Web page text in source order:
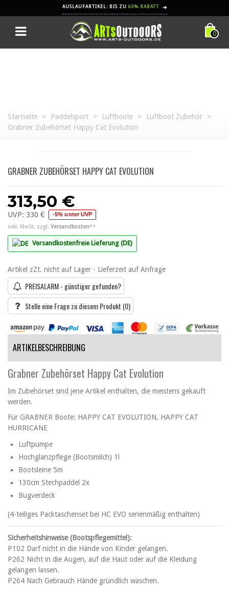
AUSLAUFARTIKEL: BIS ZU 60% RABATT ➔
0
Startseite > Paddelsport > Luftboote > Luftboot Zubehör
>
Grabner Zubehörset Happy Cat Evolution
GRABNER ZUBEHÖRSET HAPPY CAT EVOLUTION
313,50 €
UVP: 330 € -5% unter UVP
inkl. MwSt. zzgl. Versandkosten**
Versandkostenfreie Lieferung (DE)
Artikel zZt. nicht auf Lager - Lieferzeit auf Anfrage
PREISALARM - günstiger gefunden?
Stelle eine Frage zu diesem Produkt (0)
ARTIKELBESCHREIBUNG
Grabner Zubehörset Happy Cat Evolution
Im Zubehörset sind jene Artikel enthalten, die meistens gekauft
werden.
Für GRABNER Boote: HAPPY CAT EVOLUTION, HAPPY CAT
HURRICANE
Luftpumpe
Hochglanzpflege (Bootsmilch) 1l
Bootsleine 5m
130cm Stechpaddel 2x
Bugverdeck
(4-teiliges Packtaschenset bei HC EVO serienmäßig enthalten)
Sicherheitshinweise (Bootspflegemittel):
P102 Darf nicht in die Hände von Kinder gelangen.
P262 Nicht in die Augen, auf die Haut oder auf die Kleidung
gelangen lassen.
P264 Nach Gebrauch Hände gründlich waschen.